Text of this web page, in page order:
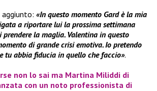
aggiunto: «In questo momento Gard è la mia
a riportare lui la prossima settimana
la maglia. Valentina in questo
di grande crisi emotiva. Io pretendo
tu abbia fiducia in quello che faccio».
non lo sai ma Martina Miliddi di
con un noto professionista di